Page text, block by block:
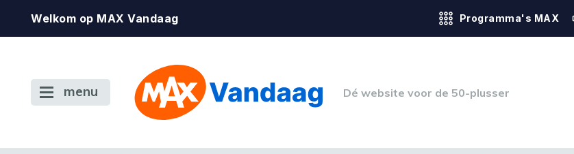
Welkom op MAX Vandaag Programma's MAX
menu Dé website voor de 50-plusser